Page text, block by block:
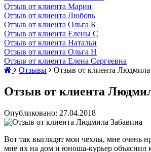
Отзыв от клиента Марии
Отзыв от клиента Любовь
Отзыв от клиента Ольга Б
Отзыв от клиента Елены С
Отзыв от клиента Натальи
Отзыв от клиента Ольга Н
Отзыв от клиента Елена Сергеевна
Отзывы
Отзыв от клиента Людмила
Отзыв от клиента
Опубликовано: 27.04.2018
Вот так выглядят мои чехлы, мне очень
мне их на дом и юноша-курьер объяснил